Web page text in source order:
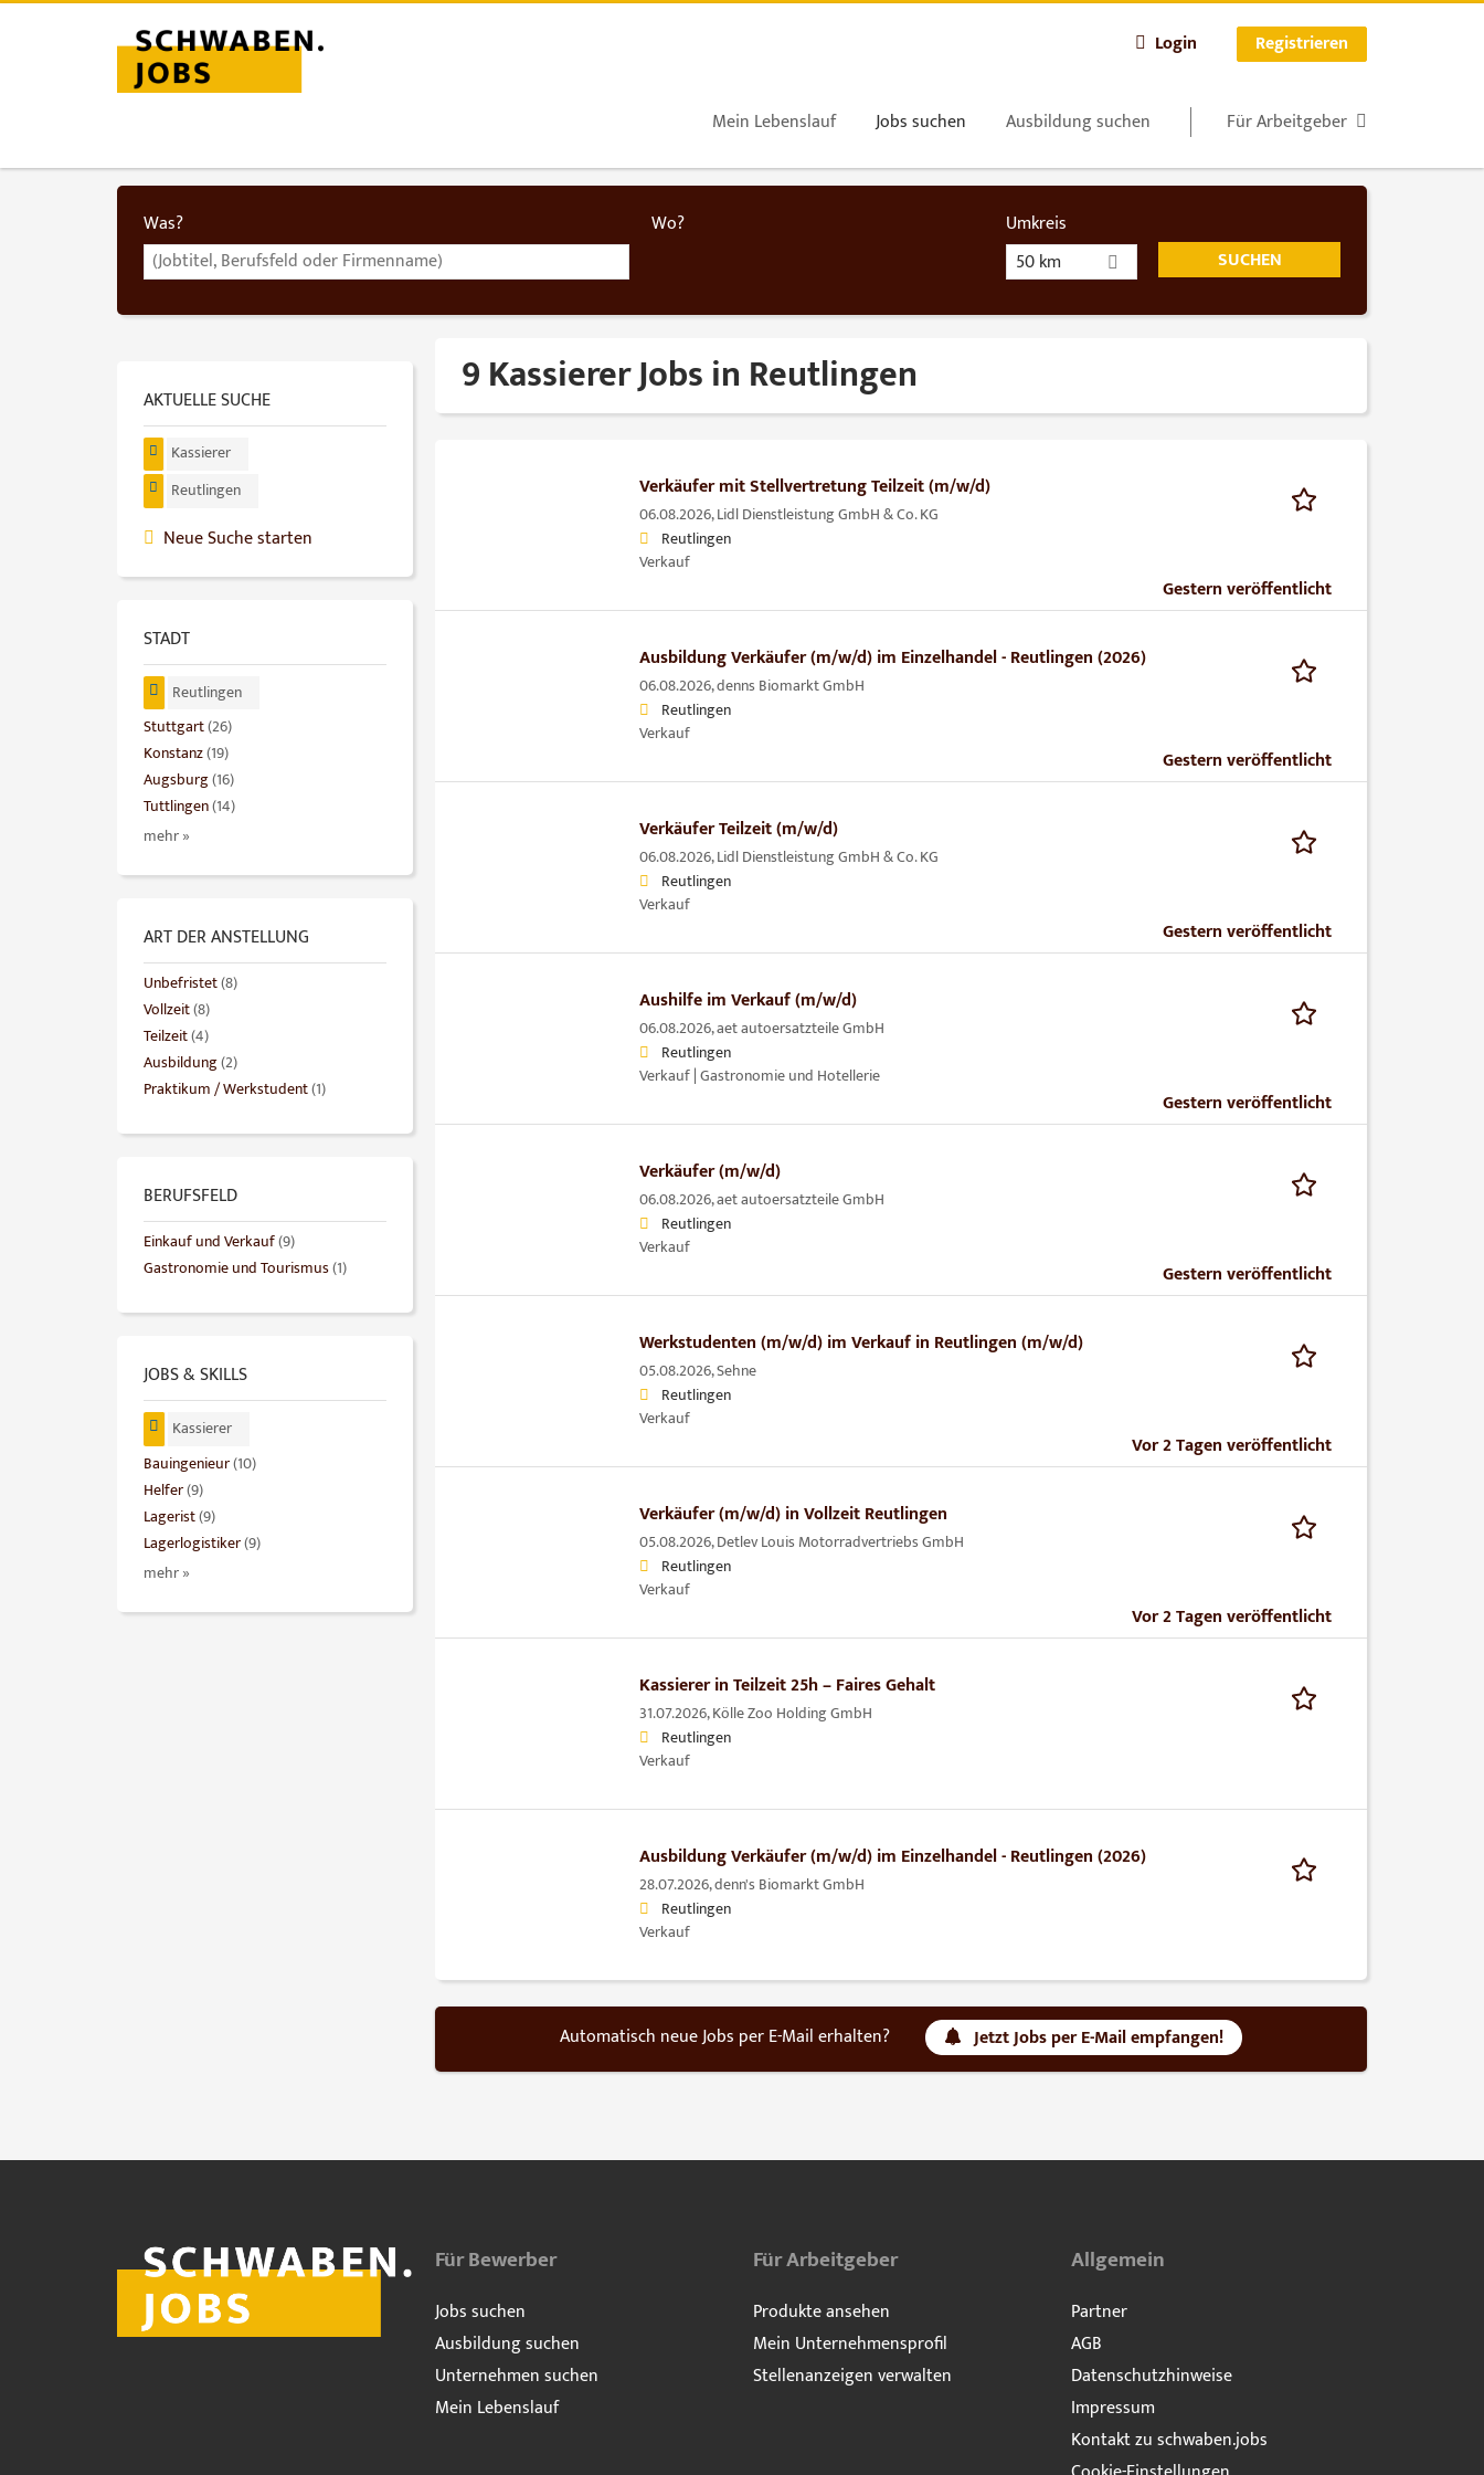
Login Registrieren
Mein Lebenslauf Jobs suchen Ausbildung suchen Für Arbeitgeber
Was? Wo?
Umkreis
50 km
9 Kassierer Jobs in Reutlingen
Verkäufer mit Stellvertretung Teilzeit (m/w/d)
06.08.2026,Lidl Dienstleistung GmbH & Co. KG
Reutlingen
Verkauf
Gestern veröffentlicht
Ausbildung Verkäufer (m/w/d) im Einzelhandel - Reutlingen (2026)
06.08.2026,denns Biomarkt GmbH
Reutlingen
Verkauf
Gestern veröffentlicht
Verkäufer Teilzeit (m/w/d)
06.08.2026,Lidl Dienstleistung GmbH & Co. KG
Reutlingen
Verkauf
Gestern veröffentlicht
Aushilfe im Verkauf (m/w/d)
06.08.2026,aet autoersatzteile GmbH
Reutlingen
Verkauf | Gastronomie und Hotellerie
Gestern veröffentlicht
Verkäufer (m/w/d)
06.08.2026,aet autoersatzteile GmbH
Reutlingen
Verkauf
Gestern veröffentlicht
Werkstudenten (m/w/d) im Verkauf in Reutlingen (m/w/d)
05.08.2026,Sehne
Reutlingen
Verkauf
Vor 2 Tagen veröffentlicht
Verkäufer (m/w/d) in Vollzeit Reutlingen
05.08.2026,Detlev Louis Motorradvertriebs GmbH
Reutlingen
Verkauf
Vor 2 Tagen veröffentlicht
Kassierer in Teilzeit 25h – Faires Gehalt
31.07.2026,Kölle Zoo Holding GmbH
Reutlingen
Verkauf
Ausbildung Verkäufer (m/w/d) im Einzelhandel - Reutlingen (2026)
28.07.2026,denn's Biomarkt GmbH
Reutlingen
Verkauf
Automatisch neue Jobs per E-Mail erhalten? Jetzt Jobs per E-Mail empfangen!
AKTUELLE SUCHE
Kassierer
Reutlingen
Neue Suche starten
STADT
Reutlingen
Stuttgart(26)
Konstanz(19)
Augsburg(16)
Tuttlingen(14)
mehr »
ART DER ANSTELLUNG
Unbefristet(8)
Vollzeit(8)
Teilzeit(4)
Ausbildung(2)
Praktikum / Werkstudent(1)
BERUFSFELD
Einkauf und Verkauf(9)
Gastronomie und Tourismus(1)
JOBS & SKILLS
Kassierer
Bauingenieur(10)
Helfer(9)
Lagerist(9)
Lagerlogistiker(9)
mehr »
Für Bewerber
Jobs suchen
Ausbildung suchen
Unternehmen suchen
Mein Lebenslauf
Für Arbeitgeber
Produkte ansehen
Mein Unternehmensprofil
Stellenanzeigen verwalten
Allgemein
Partner
AGB
Datenschutzhinweise
Impressum
Kontakt zu schwaben.jobs